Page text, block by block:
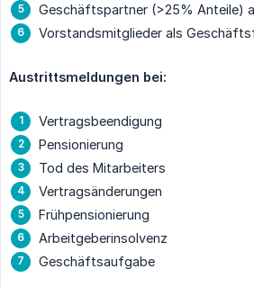
Geschäftspartner (>25% Anteile)
Vorstandsmitglieder als
Austrittsmeldungen bei:
Vertragsbeendigung
Pensionierung
Tod des Mitarbeiters
Vertragsänderungen
Frühpensionierung
Arbeitgeberinsolvenz
Geschäftsaufgabe